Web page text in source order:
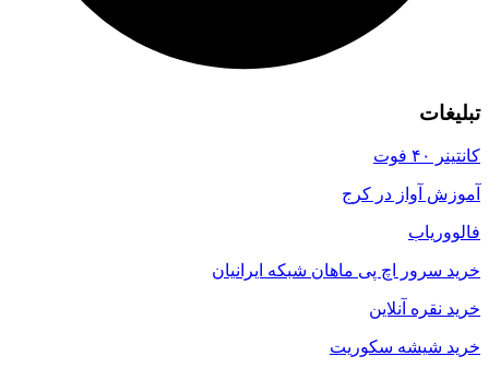
تبلیغات
کانتینر ۴۰ فوت
آموزش آواز در کرج
فالووریاب
خرید سرور اچ پی ماهان شبکه ایرانیان
خرید نقره آنلاین
خرید شیشه سکوریت